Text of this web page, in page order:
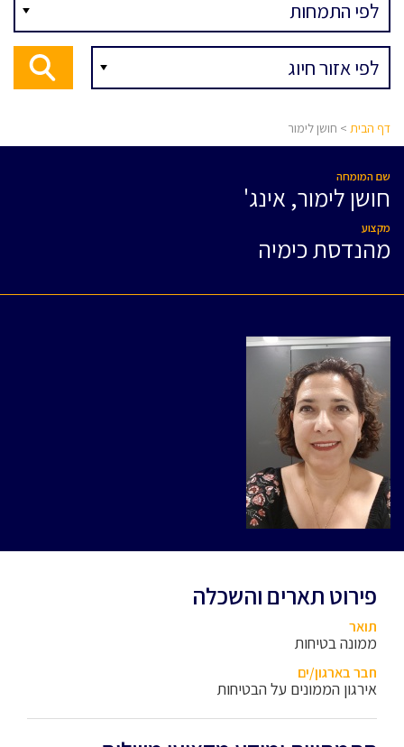
דף הבית > חושן לימור
שם המומחה
חושן לימור, אינג'
מקצוע
מהנדסת כימיה
פירוט תארים והשכלה
תואר
ממונה בטיחות
חבר בארגון/ים
אירגון הממונים על הבטיחות